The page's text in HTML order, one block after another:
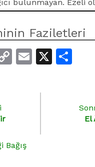
bulunmayan. Ezeli
Faziletleri
CopyEmail
X
El